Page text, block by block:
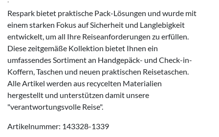
Respark bietet praktische Pack-Lösungen und wurde mit
einem starken Fokus auf Sicherheit und Langlebigkeit
entwickelt, um all Ihre Reiseanforderungen zu erfüllen.
Diese zeitgemäße Kollektion bietet Ihnen ein
umfassendes Sortiment an Handgepäck- und Check-in-
Koffern, Taschen und neuen praktischen Reisetaschen.
Alle Artikel werden aus recycelten Materialien
hergestellt und unterstützen damit unsere
"verantwortungsvolle Reise".
Artikelnummer: 143328-1339